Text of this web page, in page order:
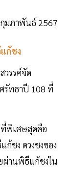
มภาพันธ์ 2567
ก้ชง
รรค์จัด
รัทธาปี 108 ที่
ที่พิเศษสุดคือ
ชง ดวงชงของ
ผ่านพิธีแก้ชงใน